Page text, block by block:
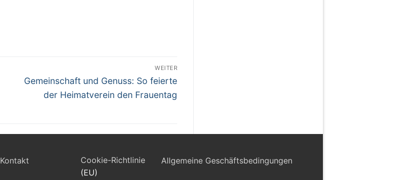
WEITER
Nächster
Beitrag:
Gemeinschaft und Genuss: So feierte
der Heimatverein den Frauentag
Kontakt
Cookie-Richtlinie
(EU)
Allgemeine Geschäftsbedingungen